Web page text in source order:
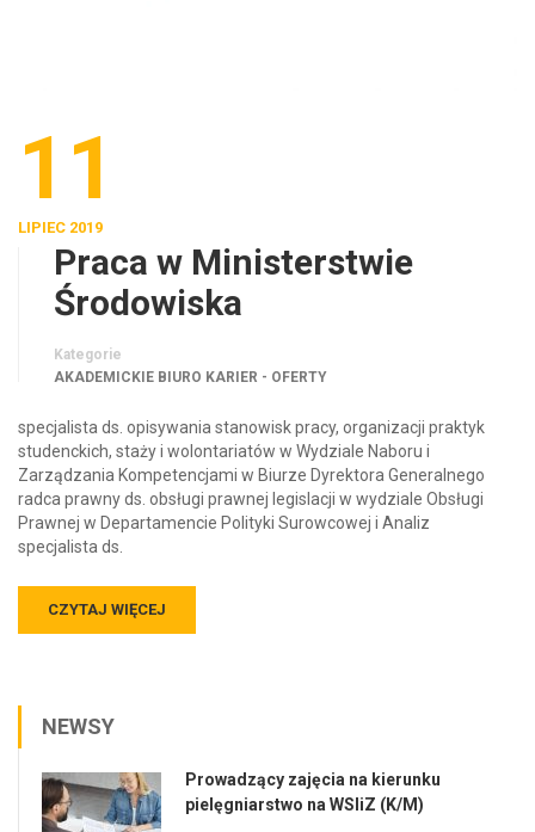
11
LIPIEC 2019
Praca w Ministerstwie
Środowiska
Kategorie
AKADEMICKIE BIURO KARIER - OFERTY
specjalista ds. opisywania stanowisk pracy, organizacji praktyk
studenckich, staży i wolontariatów w Wydziale Naboru i
Zarządzania Kompetencjami w Biurze Dyrektora Generalnego
radca prawny ds. obsługi prawnej legislacji w wydziale Obsługi
Prawnej w Departamencie Polityki Surowcowej i Analiz
specjalista ds.
CZYTAJ WIĘCEJ
NEWSY
Prowadzący zajęcia na kierunku
pielęgniarstwo na WSIiZ (K/M)